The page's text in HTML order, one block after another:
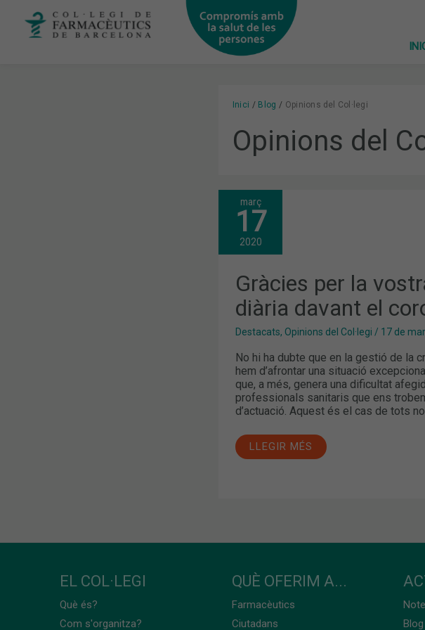
Inici Blog Opinions del Col·legi
Opinions del
març
17
2020
Gràcies per la
diària davant el
Destacats, Opinions del Col·legi / 17 de
No hi ha dubte que en la gestió de la
hem d’afrontar una situació
que, a més, genera una dificultat
professionals sanitaris que ens
d’actuació. Aquest és el cas de tots
GRÀCIES
PER
LA
VOSTRA
FEINA
DAVANT
EL
CORONAVIRUS
LLEGIR MÉS
EL COL·LEGI
Què és?
Com s'organitza?
QUÈ OFERIM A...
Farmacèutics
Ciutadans
Blog